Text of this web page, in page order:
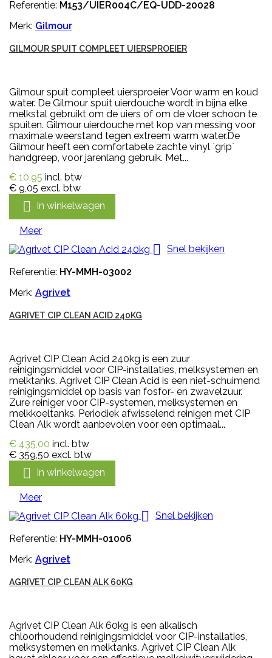
Referentie: M153/UIER004C/EQ-UDD-20028
Merk: Gilmour
GILMOUR SPUIT COMPLEET UIERSPROEIER
Gilmour spuit compleet uiersproeier Voor warm en koud
water. De Gilmour spuit uierdouche wordt in bijna elke
melkstal gebruikt om de uiers of om de vloer schoon te
spuiten. Gilmour uierdouche met kop van messing voor
maximale weerstand tegen extreem warm water.De
Gilmour heeft een comfortabele zachte vinyl `grip`
handgreep, voor jarenlang gebruik. Met...
€ 10,95 incl. btw
€ 9,05 excl. btw
 In winkelwagen
Meer
 Snel bekijken
Referentie: HY-MMH-03002
Merk: Agrivet
AGRIVET CIP CLEAN ACID 240KG
Agrivet CIP Clean Acid 240kg is een zuur
reinigingsmiddel voor CIP-installaties, melksystemen en
melktanks. Agrivet CIP Clean Acid is een niet-schuimend
reinigingsmiddel op basis van fosfor- en zwavelzuur.
Zure reiniger voor CIP-systemen, melksystemen en
melkkoeltanks. Periodiek afwisselend reinigen met CIP
Clean Alk wordt aanbevolen voor een optimaal...
€ 435,00 incl. btw
€ 359,50 excl. btw
 In winkelwagen
Meer
 Snel bekijken
Referentie: HY-MMH-01006
Merk: Agrivet
AGRIVET CIP CLEAN ALK 60KG
Agrivet CIP Clean Alk 60kg is een alkalisch
chloorhoudend reinigingsmiddel voor CIP-installaties,
melksystemen en melktanks. Agrivet CIP Clean Alk